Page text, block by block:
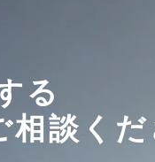
る
相談く